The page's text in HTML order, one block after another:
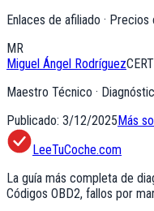
Enlaces de afiliado ·
MR
Miguel Ángel Rodríguez
Maestro Técnico ·
Publicado: 3/12/2025Más
LeeTuCoche.com
La guía más completa de
Códigos OBD2, fallos por